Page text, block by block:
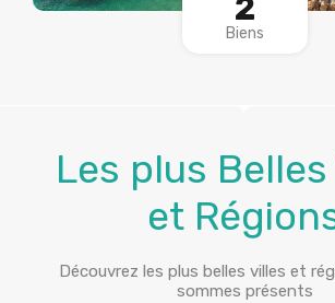
2
Biens
Les plus
et
Découvrez les plus belles villes et
sommes présents